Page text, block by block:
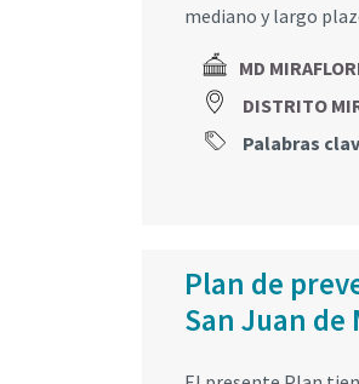
mediano y largo
MD
DISTRITO
Palabras
Plan de
San Juan de